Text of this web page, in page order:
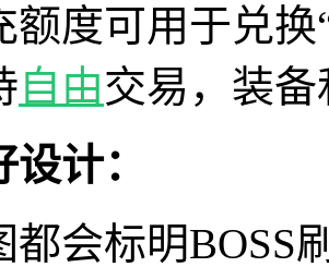
额度可用于兑
自由交易，装
计：
都会标明BOSS